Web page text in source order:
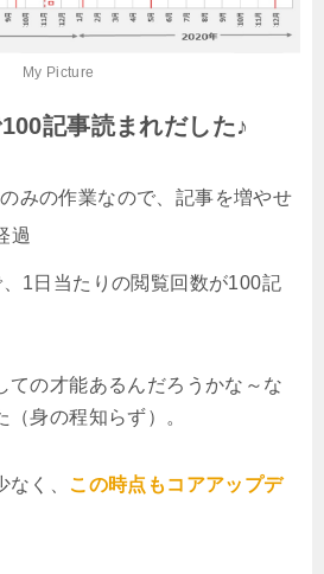
My Picture
記事読まれだした♪
みの作業なので、記事を増やせ
過
1日当たりの閲覧回数が100記
ての才能あるんだろうかな～な
身の程知らず）。
く、 この時点もコアアップデ